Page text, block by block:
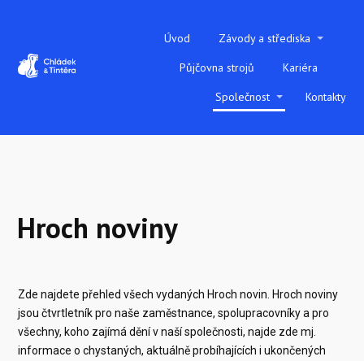
Úvod
Závody a střediska
Půjčovna strojů
Kariéra
Společnost
Kontakty
Hroch noviny
Zde najdete přehled všech vydaných Hroch novin. Hroch noviny
jsou čtvrtletník pro naše zaměstnance, spolupracovníky a pro
všechny, koho zajímá dění v naší společnosti, najde zde mj.
informace o chystaných, aktuálně probíhajících i ukončených